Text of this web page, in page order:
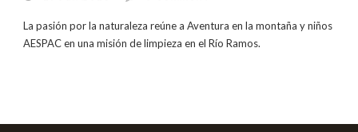
La pasión por la naturaleza reúne a Aventura en la montaña y niños
AESPAC en una misión de limpieza en el Río Ramos.